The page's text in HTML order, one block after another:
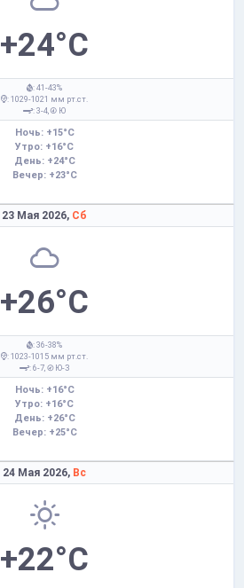
+24°C
: 41-43%
: 1029-1021 мм рт.ст.
: 3-4,
Ю
Ночь: +15°C
Утро: +16°C
День: +24°C
Вечер: +23°C
23 Мая 2026, Сб
+26°C
: 36-38%
: 1023-1015 мм рт.ст.
: 6-7,
Ю-З
Ночь: +16°C
Утро: +16°C
День: +26°C
Вечер: +25°C
24 Мая 2026, Вс
+22°C